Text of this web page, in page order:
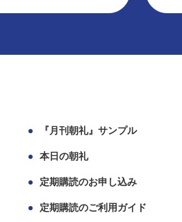
『月刊朝礼』サンプル
本日の朝礼
定期購読のお申し込み
定期購読のご利用ガイド